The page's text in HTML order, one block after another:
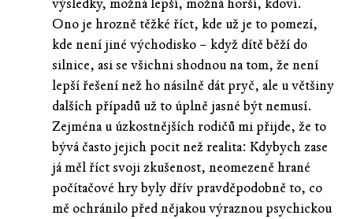
výsledky, možná lepší, možná horší, kdoví.
Ono je hrozně těžké říct, kde už je to pomezí,
kde není jiné východisko – když dítě běží do
silnice, asi se všichni shodnou na tom, že není
lepší řešení než ho násilně dát pryč, ale u většiny
dalších případů už to úplně jasné být nemusí.
Zejména u úzkostnějších rodičů mi přijde, že to
bývá často jejich pocit než realita: Kdybych zase
já měl říct svoji zkušenost, neomezeně hrané
počítačové hry byly dřív pravděpodobně to, co
mě ochránilo před nějakou výraznou psychickou